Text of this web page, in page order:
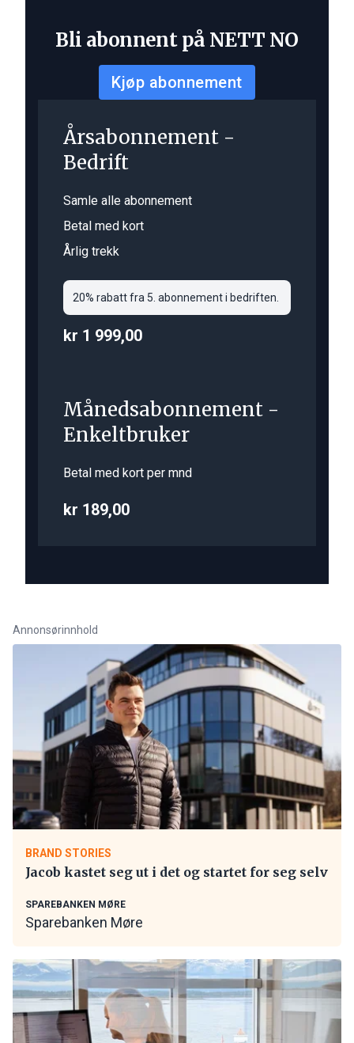
Bli abonnent på NETT NO
Kjøp abonnement
Årsabonnement -
Bedrift
Samle alle abonnement
Betal med kort
Årlig trekk
20% rabatt fra 5. abonnement i bedriften.
kr 1 999,00
Månedsabonnement -
Enkeltbruker
Betal med kort per mnd
kr 189,00
Annonsørinnhold
BRAND STORIES
Jacob kastet seg ut i det og startet for seg selv
SPAREBANKEN MØRE
Sparebanken Møre